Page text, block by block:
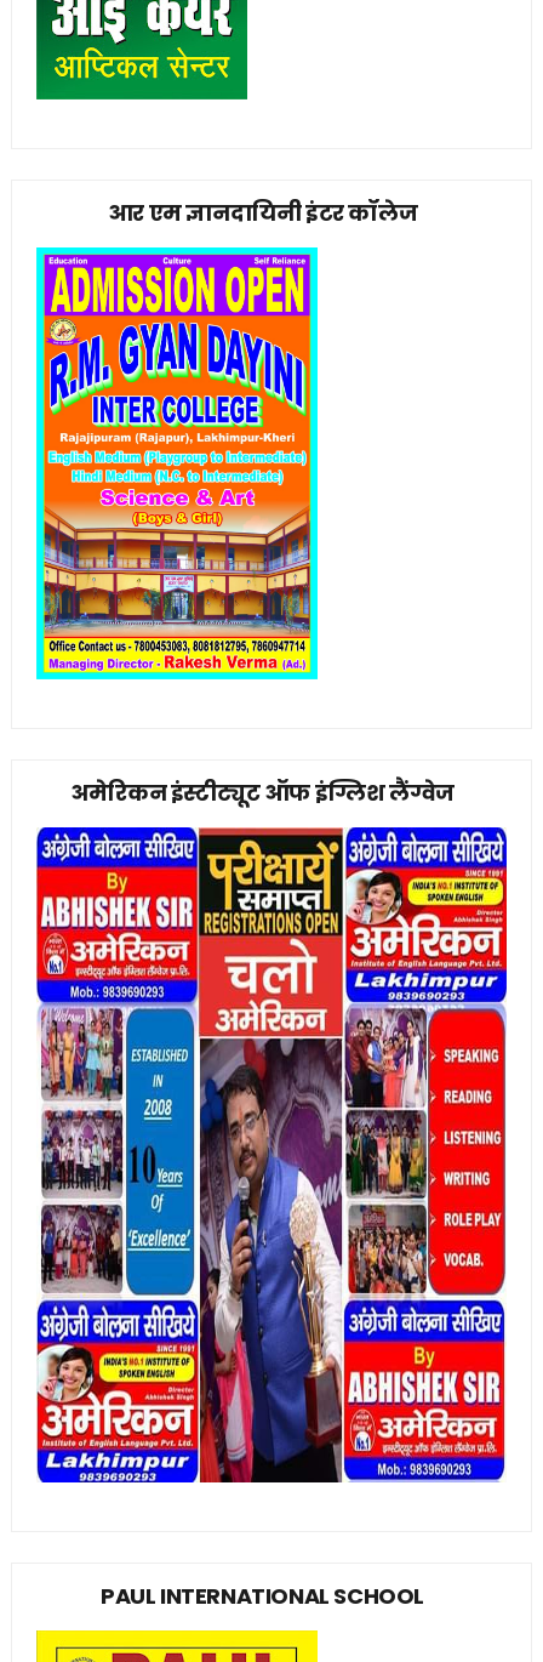
आर एम ज्ञानदायिनी इंटर कॉलेज
अमेरिकन इंस्टीट्यूट ऑफ इंग्लिश लैंग्वेज
PAUL INTERNATIONAL SCHOOL